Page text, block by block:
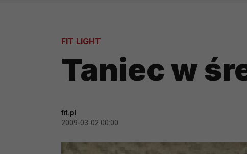
FIT LIGHT
Taniec w
fit.pl
2009-03-02 00:00